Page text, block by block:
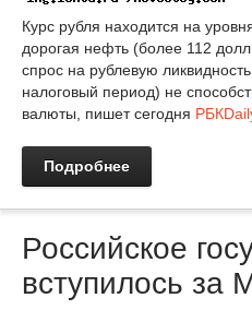
Курс рубля находится на
дорогая нефть (более 112
спрос на рублевую
налоговый период) не
валюты, пишет сегодня
Подробнее
Российское
вступилось за